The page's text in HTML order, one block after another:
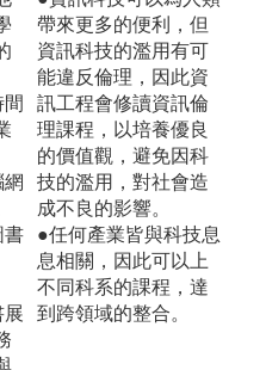
書
展
帶來更多的便利，但
資訊科技的濫用有可
能違反倫理，因此資
訊工程會修讀資訊倫
理課程，以培養優良
的價值觀，避免因科
技的濫用，對社會造
成不良的影響。
●任何產業皆與科技息
息相關，因此可以上
不同科系的課程，達
到跨領域的整合。